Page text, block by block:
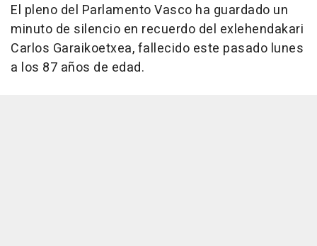
El pleno del Parlamento Vasco ha guardado un
minuto de silencio en recuerdo del exlehendakari
Carlos Garaikoetxea, fallecido este pasado lunes
a los 87 años de edad.